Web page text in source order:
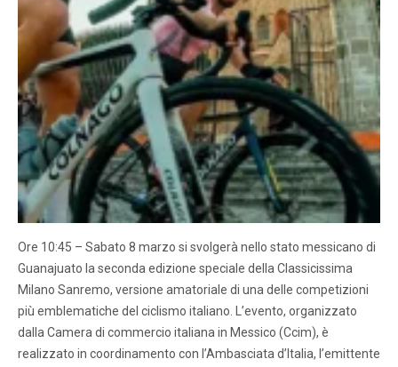
Ore 10:45 – Sabato 8 marzo si svolgerà nello stato messicano di
Guanajuato la seconda edizione speciale della Classicissima
Milano Sanremo, versione amatoriale di una delle competizioni
più emblematiche del ciclismo italiano. L’evento, organizzato
dalla Camera di commercio italiana in Messico (Ccim), è
realizzato in coordinamento con l’Ambasciata d’Italia, l’emittente